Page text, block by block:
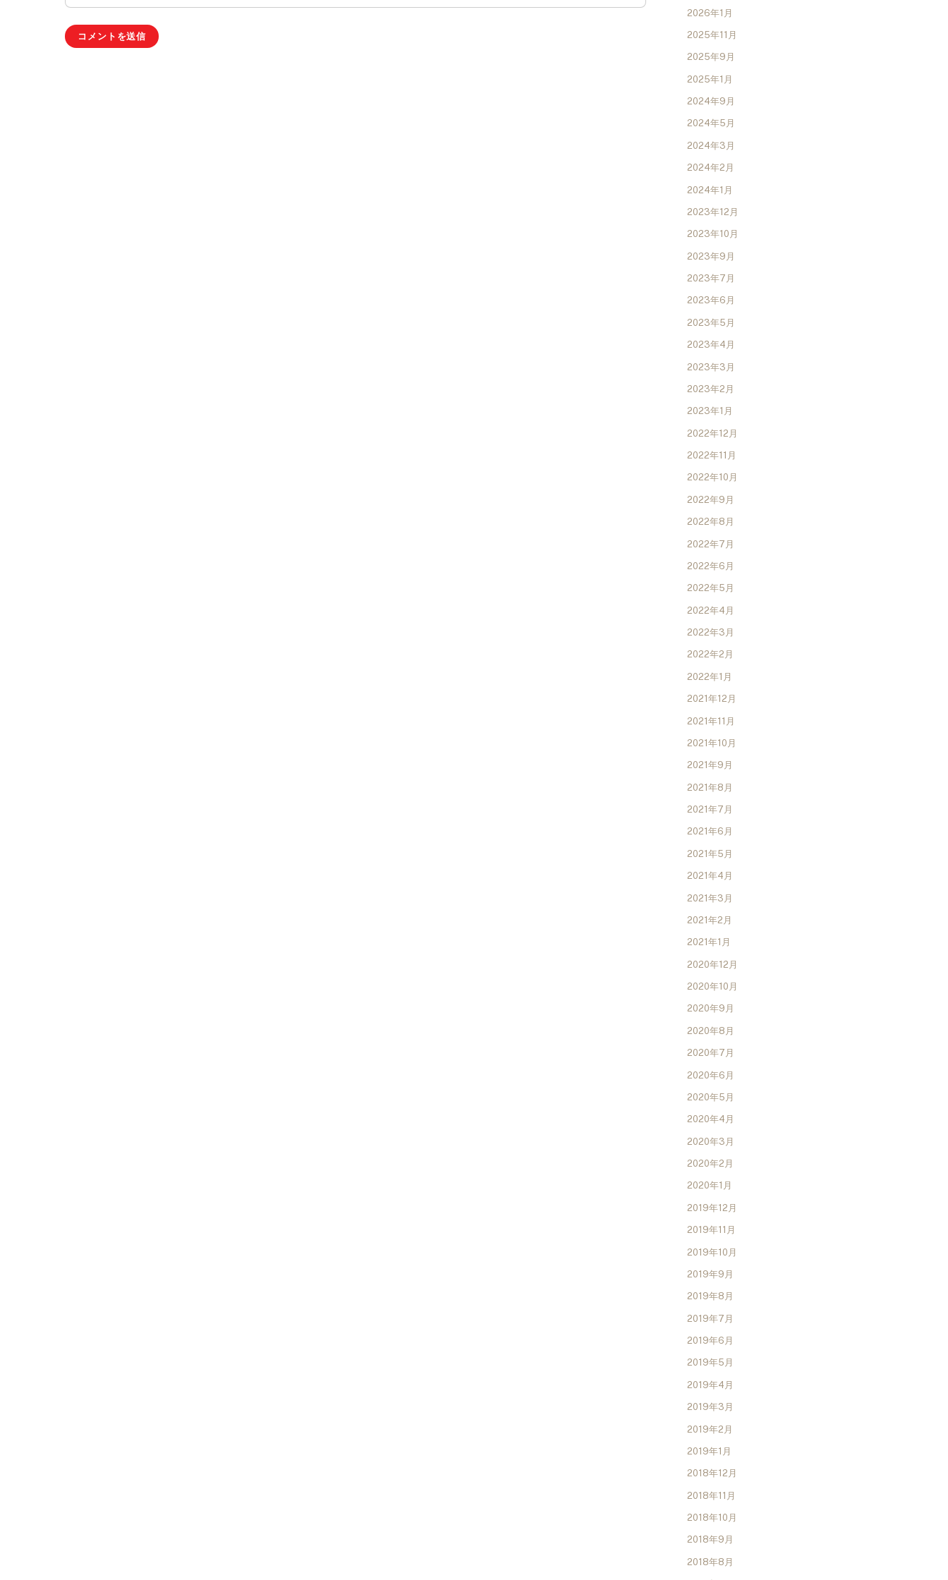
2026年1月
2025年11月
2025年9月
2025年1月
2024年9月
2024年5月
2024年3月
2024年2月
2024年1月
2023年12月
2023年10月
2023年9月
2023年7月
2023年6月
2023年5月
2023年4月
2023年3月
2023年2月
2023年1月
2022年12月
2022年11月
2022年10月
2022年9月
2022年8月
2022年7月
2022年6月
2022年5月
2022年4月
2022年3月
2022年2月
2022年1月
2021年12月
2021年11月
2021年10月
2021年9月
2021年8月
2021年7月
2021年6月
2021年5月
2021年4月
2021年3月
2021年2月
2021年1月
2020年12月
2020年10月
2020年9月
2020年8月
2020年7月
2020年6月
2020年5月
2020年4月
2020年3月
2020年2月
2020年1月
2019年12月
2019年11月
2019年10月
2019年9月
2019年8月
2019年7月
2019年6月
2019年5月
2019年4月
2019年3月
2019年2月
2019年1月
2018年12月
2018年11月
2018年10月
2018年9月
2018年8月